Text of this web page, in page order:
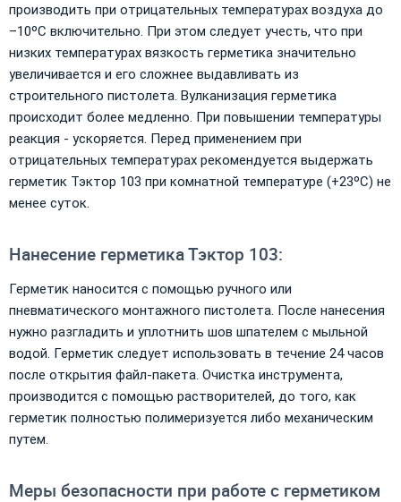
производить при отрицательных температурах воздуха до
–10ºС включительно. При этом следует учесть, что при
низких температурах вязкость герметика значительно
увеличивается и его сложнее выдавливать из
строительного пистолета. Вулканизация герметика
происходит более медленно. При повышении температуры
реакция - ускоряется. Перед применением при
отрицательных температурах рекомендуется выдержать
герметик Тэктор 103 при комнатной температуре (+23ºС) не
менее суток.
Нанесение герметика Тэктор 103:
Герметик наносится с помощью ручного или
пневматического монтажного пистолета. После нанесения
нужно разгладить и уплотнить шов шпателем с мыльной
водой. Герметик следует использовать в течение 24 часов
после открытия файл-пакета. Очистка инструмента,
производится с помощью растворителей, до того, как
герметик полностью полимеризуется либо механическим
путем.
Меры безопасности при работе с герметиком